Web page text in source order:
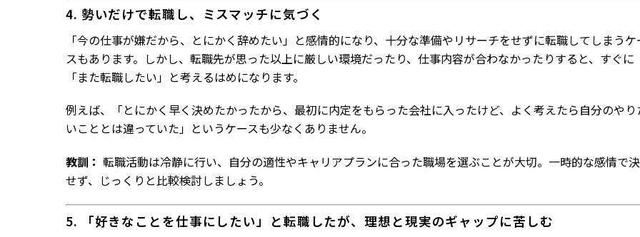
4. 勢いだけで転職し、ミスマッチに気づく
「今の仕事が嫌だから、とにかく辞めたい」と感情的になり、十分な準備やリサーチをせずに転職してしまうケ
スもあります。しかし、転職先が思った以上に厳しい環境だったり、仕事内容が合わなかったりすると、すぐに
「また転職したい」と考えるはめになります。
例えば、「とにかく早く決めたかったから、最初に内定をもらった会社に入ったけど、よく考えたら自分のやり
いこととは違っていた」というケースも少なくありません。
教訓： 転職活動は冷静に行い、自分の適性やキャリアプランに合った職場を選ぶことが大切。一時的な感情で
せず、じっくりと比較検討しましょう。
5. 「好きなことを仕事にしたい」と転職したが、理想と現実のギャップに苦しむ